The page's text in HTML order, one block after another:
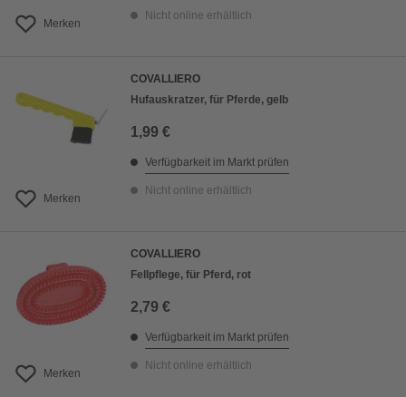
Merken
Nicht online erhältlich
Merken
COVALLIERO
Hufauskratzer, für Pferde, gelb
1,99 €
Verfügbarkeit im Markt prüfen
Nicht online erhältlich
Merken
COVALLIERO
Fellpflege, für Pferd, rot
2,79 €
Verfügbarkeit im Markt prüfen
Nicht online erhältlich